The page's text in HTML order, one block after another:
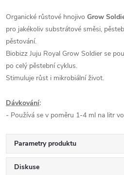
Organické růstové hnojivo Grow
pro jakékoliv substrátové směsi,
pěstování.
Biobizz Juju Royal Grow Soldier se
po celý pěstební cyklus.
Stimuluje růst i mikrobiální život.
Dávkování:
- Používá se v poměru 1-4 ml na litr
Parametry produktu
Diskuse